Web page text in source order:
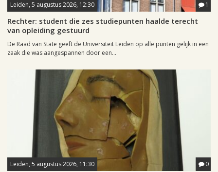
Leiden, 5 augustus 2026, 12:30 1
Rechter: student die zes studiepunten haalde terecht
van opleiding gestuurd
De Raad van State geeft de Universiteit Leiden op alle punten gelijk in een
zaak die was aangespannen door een...
Leiden, 5 augustus 2026, 11:30 0